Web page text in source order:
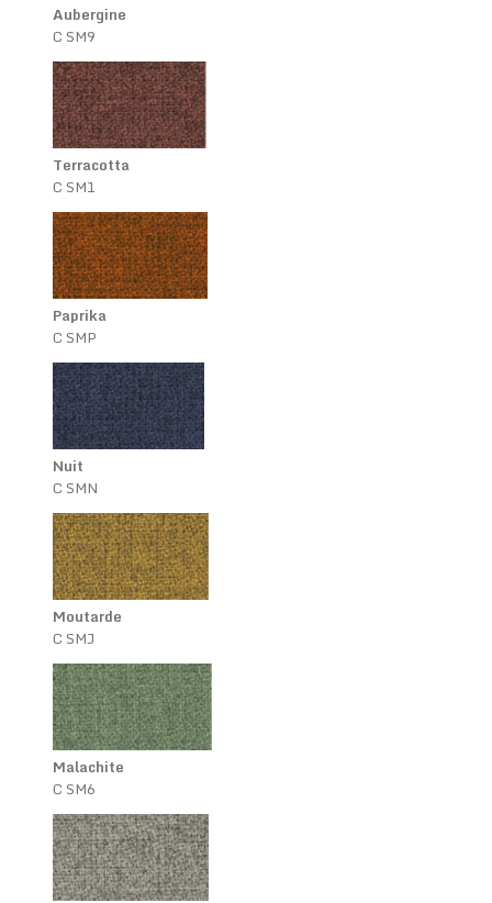
Aubergine
C SM9
Terracotta
C SM1
Paprika
C SMP
Nuit
C SMN
Moutarde
C SMJ
Malachite
C SM6